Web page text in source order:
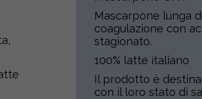
Mascarpone lunga
coagulazione con
stagionato.
100% latte italiano
Il prodotto è
con il loro stato di